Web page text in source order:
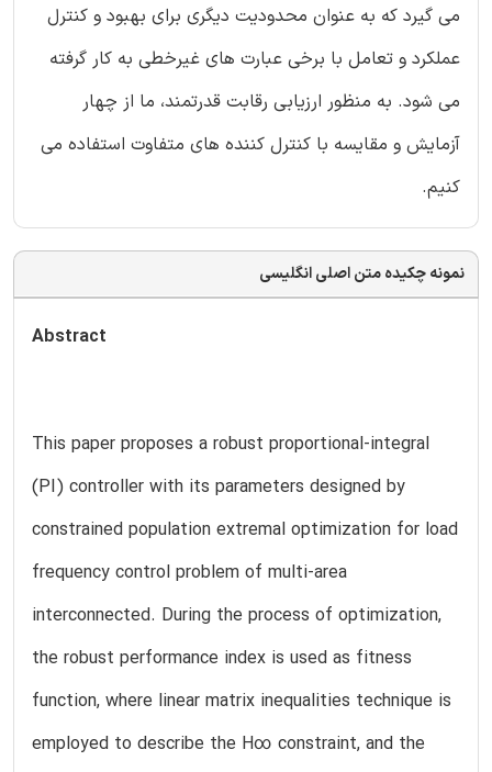
می گیرد که به عنوان محدودیت دیگری برای بهبود و کنترل
عملکرد و تعامل با برخی عبارت های غیرخطی به کار گرفته
می شود. به منظور ارزیابی رقابت قدرتمند، ما از چهار
آزمایش و مقایسه با کنترل کننده های متفاوت استفاده می
کنیم.
نمونه چکیده متن اصلی انگلیسی
Abstract
This paper proposes a robust proportional-integral
(PI) controller with its parameters designed by
constrained population extremal optimization for load
frequency control problem of multi-area
interconnected. During the process of optimization,
the robust performance index is used as fitness
function, where linear matrix inequalities technique is
employed to describe the H∞ constraint, and the